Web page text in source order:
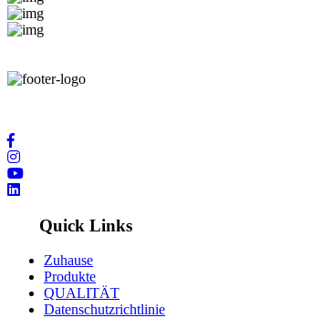
Quick Links
Zuhause
Produkte
QUALITÄT
Datenschutzrichtlinie